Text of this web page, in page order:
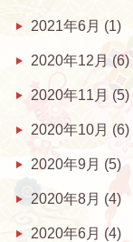
2021年6月 (1)
2020年12月 (6)
2020年11月 (5)
2020年10月 (6)
2020年9月 (5)
2020年8月 (4)
2020年6月 (4)